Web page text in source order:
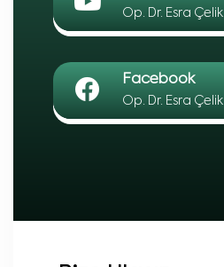
Op. Dr. Esra Çelik
Facebook
Op. Dr. Esra Çelik